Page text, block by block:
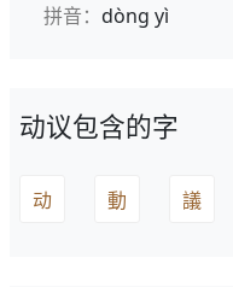
拼音： dòng yì
动议包含的字
动 動 議